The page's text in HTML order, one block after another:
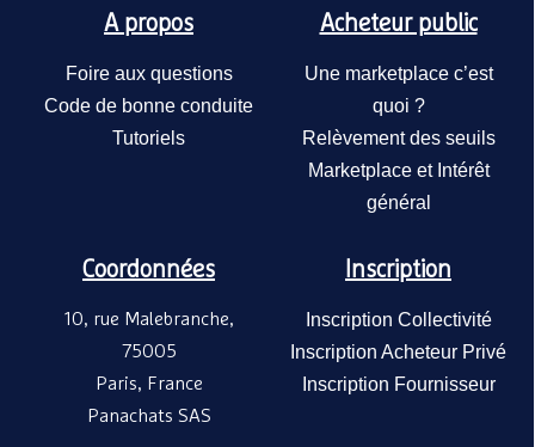
A propos
Foire aux questions
Code de bonne conduite
Tutoriels
Acheteur public
Une marketplace c’est
quoi ?
Relèvement des seuils
Marketplace et Intérêt
général
Coordonnées
10, rue Malebranche,
75005
Paris, France
Panachats SAS
Inscription
Inscription Collectivité
Inscription Acheteur Privé
Inscription Fournisseur